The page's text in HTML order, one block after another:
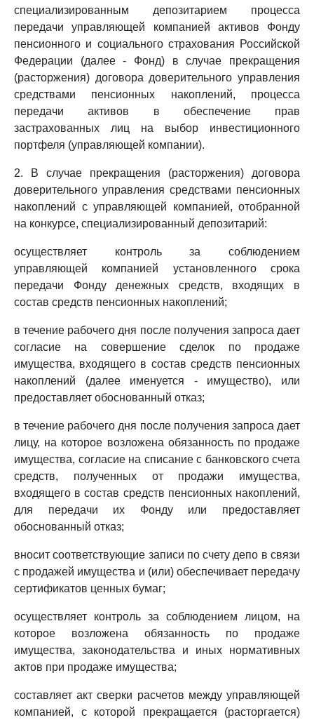
специализированным депозитарием процесса
передачи управляющей компанией активов Фонду
пенсионного и социального страхования Российской
Федерации (далее - Фонд) в случае прекращения
(расторжения) договора доверительного управления
средствами пенсионных накоплений, процесса
передачи активов в обеспечение прав
застрахованных лиц на выбор инвестиционного
портфеля (управляющей компании).
2. В случае прекращения (расторжения) договора
доверительного управления средствами пенсионных
накоплений с управляющей компанией, отобранной
на конкурсе, специализированный депозитарий:
осуществляет контроль за соблюдением
управляющей компанией установленного срока
передачи Фонду денежных средств, входящих в
состав средств пенсионных накоплений;
в течение рабочего дня после получения запроса дает
согласие на совершение сделок по продаже
имущества, входящего в состав средств пенсионных
накоплений (далее именуется - имущество), или
предоставляет обоснованный отказ;
в течение рабочего дня после получения запроса дает
лицу, на которое возложена обязанность по продаже
имущества, согласие на списание с банковского счета
средств, полученных от продажи имущества,
входящего в состав средств пенсионных накоплений,
для передачи их Фонду или предоставляет
обоснованный отказ;
вносит соответствующие записи по счету депо в связи
с продажей имущества и (или) обеспечивает передачу
сертификатов ценных бумаг;
осуществляет контроль за соблюдением лицом, на
которое возложена обязанность по продаже
имущества, законодательства и иных нормативных
актов при продаже имущества;
составляет акт сверки расчетов между управляющей
компанией, с которой прекращается (расторгается)